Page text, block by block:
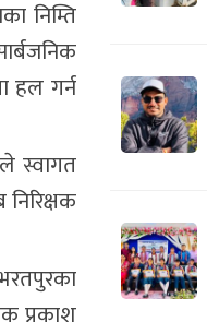
निम्ति
हल गर्न
स्वागत